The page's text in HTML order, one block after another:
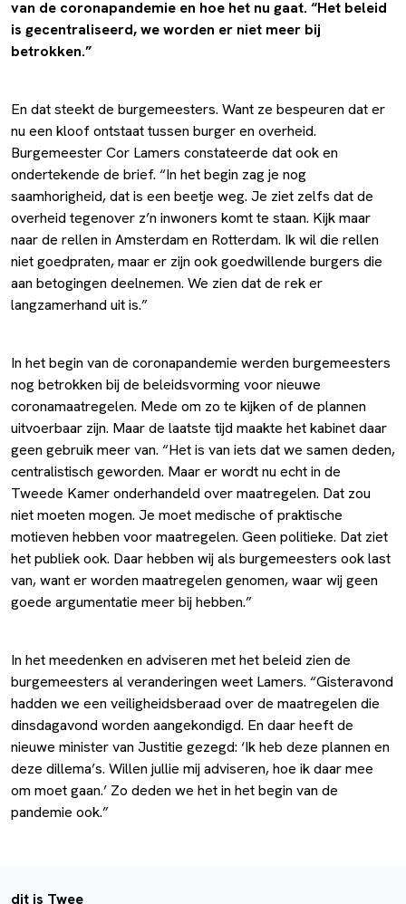
van de coronapandemie en hoe het nu gaat. “Het beleid
is gecentraliseerd, we worden er niet meer bij
betrokken.”
En dat steekt de burgemeesters. Want ze bespeuren dat er
nu een kloof ontstaat tussen burger en overheid.
Burgemeester Cor Lamers constateerde dat ook en
ondertekende de brief. “In het begin zag je nog
saamhorigheid, dat is een beetje weg. Je ziet zelfs dat de
overheid tegenover z’n inwoners komt te staan. Kijk maar
naar de rellen in Amsterdam en Rotterdam. Ik wil die rellen
niet goedpraten, maar er zijn ook goedwillende burgers die
aan betogingen deelnemen. We zien dat de rek er
langzamerhand uit is.”
In het begin van de coronapandemie werden burgemeesters
nog betrokken bij de beleidsvorming voor nieuwe
coronamaatregelen. Mede om zo te kijken of de plannen
uitvoerbaar zijn. Maar de laatste tijd maakte het kabinet daar
geen gebruik meer van. “Het is van iets dat we samen deden,
centralistisch geworden. Maar er wordt nu echt in de
Tweede Kamer onderhandeld over maatregelen. Dat zou
niet moeten mogen. Je moet medische of praktische
motieven hebben voor maatregelen. Geen politieke. Dat ziet
het publiek ook. Daar hebben wij als burgemeesters ook last
van, want er worden maatregelen genomen, waar wij geen
goede argumentatie meer bij hebben.”
In het meedenken en adviseren met het beleid zien de
burgemeesters al veranderingen weet Lamers. “Gisteravond
hadden we een veiligheidsberaad over de maatregelen die
dinsdagavond worden aangekondigd. En daar heeft de
nieuwe minister van Justitie gezegd: ‘Ik heb deze plannen en
deze dillema’s. Willen jullie mij adviseren, hoe ik daar mee
om moet gaan.’ Zo deden we het in het begin van de
pandemie ook.”
dit is Twee